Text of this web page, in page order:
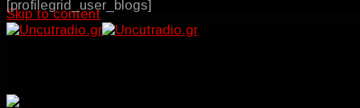
Skip to content
[profilegrid_user_blogs]